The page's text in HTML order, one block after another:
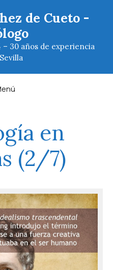
de Cueto -
30 años de experiencia
en
(2/7)